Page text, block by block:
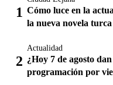
Cómo luce en la
la nueva novela
Actualidad
¿Hoy 7 de agosto
programación por